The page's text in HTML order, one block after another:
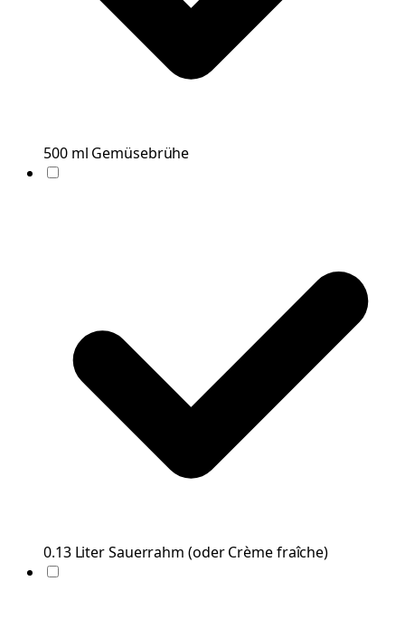
500 ml Gemüsebrühe
0.13 LiterSauerrahm (oder Crème fraîche)